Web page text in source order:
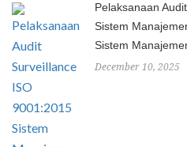
Pelaksanaan
Sistem
Sistem
December 10, 2025